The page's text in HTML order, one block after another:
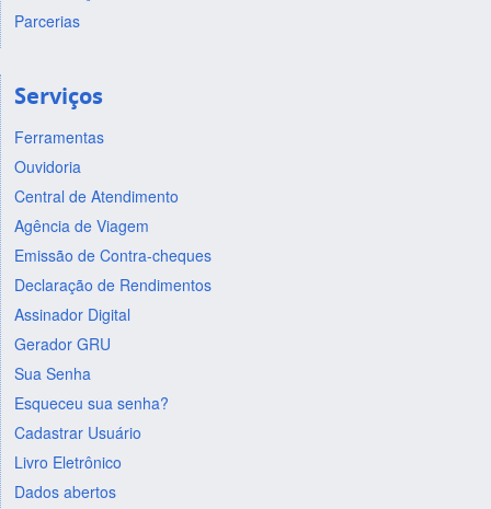
Parcerias
Serviços
Ferramentas
Ouvidoria
Central de Atendimento
Agência de Viagem
Emissão de Contra-cheques
Declaração de Rendimentos
Assinador Digital
Gerador GRU
Sua Senha
Esqueceu sua senha?
Cadastrar Usuário
Livro Eletrônico
Dados abertos